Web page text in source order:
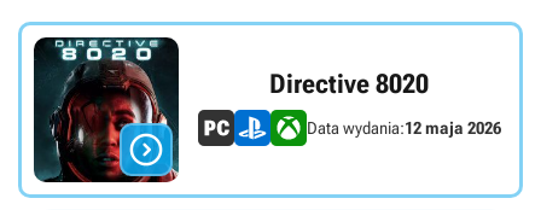

Directive 8020
Data wydania:12 maja 2026